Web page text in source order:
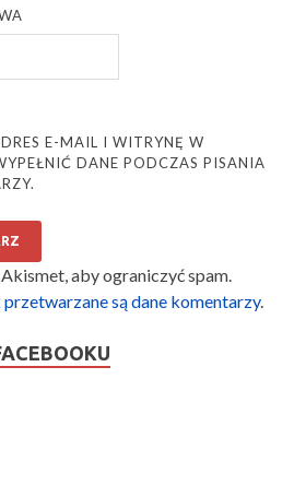
E-MAIL I WITRYNĘ W
DANE PODCZAS PISANIA
aby ograniczyć spam.
są dane komentarzy.